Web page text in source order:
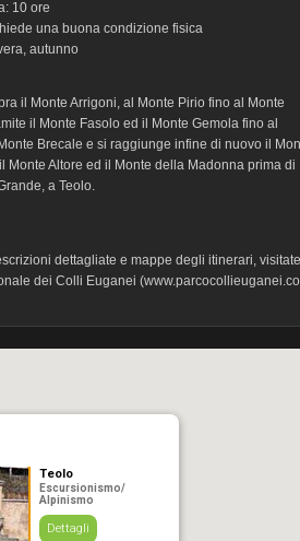
10 ore
una buona condizione fisica
autunno
il Monte Arrigoni, al Monte Pirio fino al Monte
il Monte Fasolo ed il Monte Gemola fino al
Brecale e si raggiunge infine di nuovo il
Monte Altore ed il Monte della Madonna prima di
a Teolo.
dettagliate e mappe degli itinerari,
dei Colli Euganei
Teolo
Escursionismo/
Alpinismo
Dettagli